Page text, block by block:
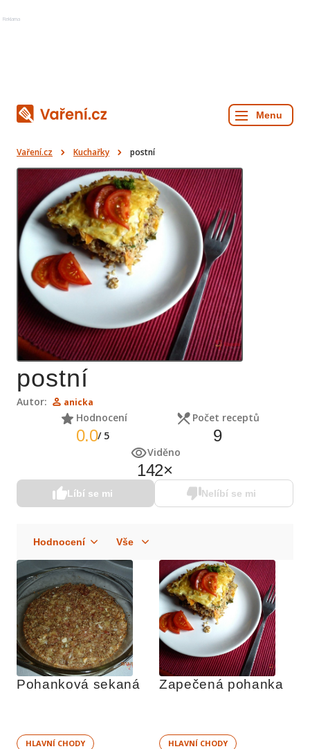
Reklama
Vaření.cz Kuchařky postní
postní
Autor: anicka
Hodnocení
0.0/ 5
Počet receptů
9
Viděno
142×
Líbí se mi Nelíbí se mi
Pohanková sekaná
HLAVNÍ CHODY
Zapečená pohanka
HLAVNÍ CHODY